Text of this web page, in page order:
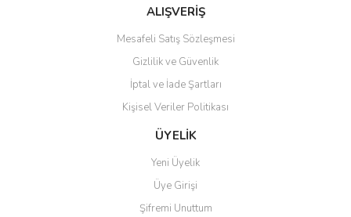
ALIŞVERİŞ
Mesafeli Satış Sözleşmesi
Gizlilik ve Güvenlik
İptal ve İade Şartları
Kişisel Veriler Politikası
ÜYELİK
Yeni Üyelik
Üye Girişi
Şifremi Unuttum